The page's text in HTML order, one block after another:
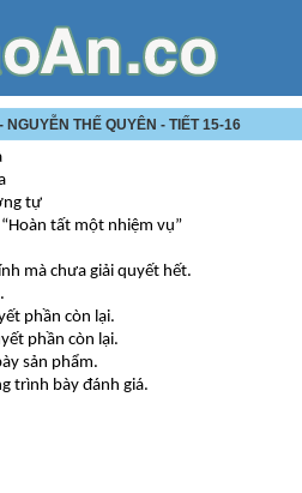
THẾ QUYÊN - TIẾT 15-16
tự
tất một nhiệm vụ”
mà chưa giải quyết hết.
phần còn lại.
phần còn lại.
sản phẩm.
trình bày đánh giá.